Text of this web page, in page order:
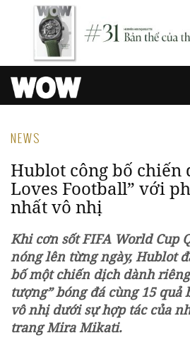
NEWS
Hublot công bố chiến
Loves Football” với
nhất vô nhị
Khi cơn sốt FIFA World Cup
nóng lên từng ngày, Hublot
bố một chiến dịch dành
tượng” bóng đá cùng 15 quả
vô nhị dưới sự hợp tác của
trang Mira Mikati.